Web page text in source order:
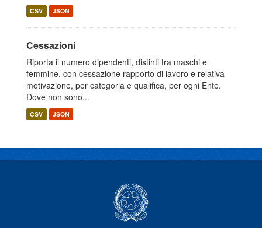
CSV JSON
Cessazioni
Riporta il numero dipendenti, distinti tra maschi e
femmine, con cessazione rapporto di lavoro e relativa
motivazione, per categoria e qualifica, per ogni Ente.
Dove non sono...
CSV JSON